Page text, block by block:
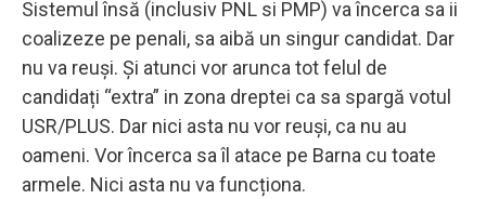
Sistemul însă (inclusiv PNL si PMP) va încerca sa ii
coalizeze pe penali, sa aibă un singur candidat. Dar
nu va reuși. Și atunci vor arunca tot felul de
candidați “extra” in zona dreptei ca sa spargă votul
USR/PLUS. Dar nici asta nu vor reuși, ca nu au
oameni. Vor încerca sa îl atace pe Barna cu toate
armele. Nici asta nu va funcționa.